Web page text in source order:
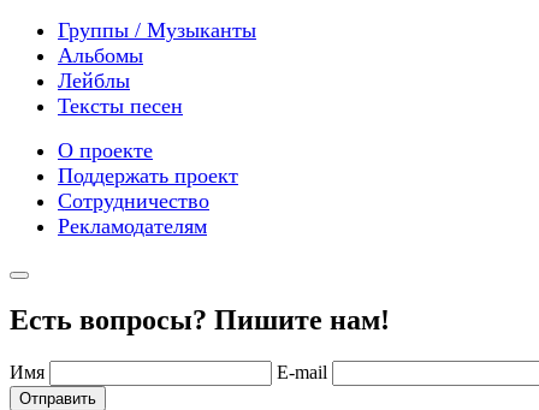
Группы / Музыканты
Альбомы
Лейблы
Тексты песен
О проекте
Поддержать проект
Сотрудничество
Рекламодателям
Есть вопросы? Пишите нам!
Имя E-mail